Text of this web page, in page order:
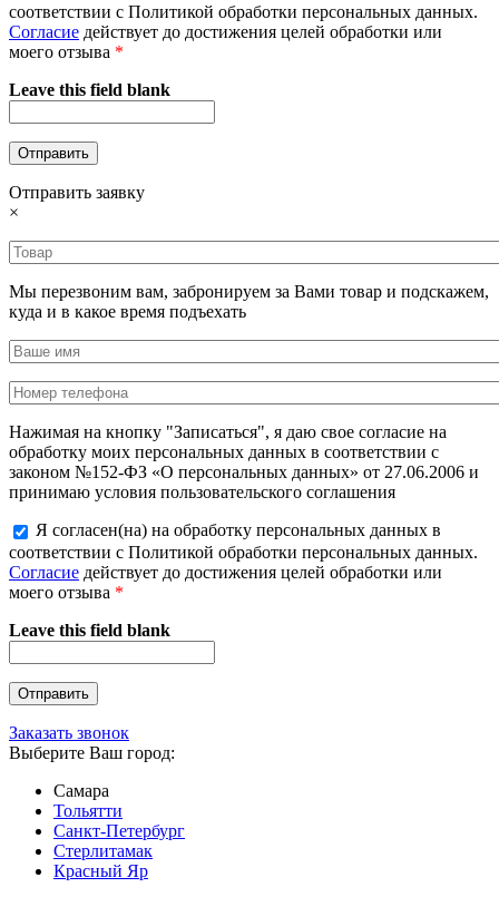
соответствии с Политикой обработки персональных данных.
Согласие действует до достижения целей обработки или
моего отзыва *
Leave this field blank
Отправить заявку
×
Мы перезвоним вам, забронируем за Вами товар и подскажем,
куда и в какое время подъехать
Нажимая на кнопку "Записаться", я даю свое согласие на
обработку моих персональных данных в соответствии с
законом №152-ФЗ «О персональных данных» от 27.06.2006 и
принимаю условия пользовательского соглашения
Я согласен(на) на обработку персональных данных в
соответствии с Политикой обработки персональных данных.
Согласие действует до достижения целей обработки или
моего отзыва *
Leave this field blank
Заказать звонок
Выберите Ваш город:
Самара
Тольятти
Санкт-Петербург
Стерлитамак
Красный Яр